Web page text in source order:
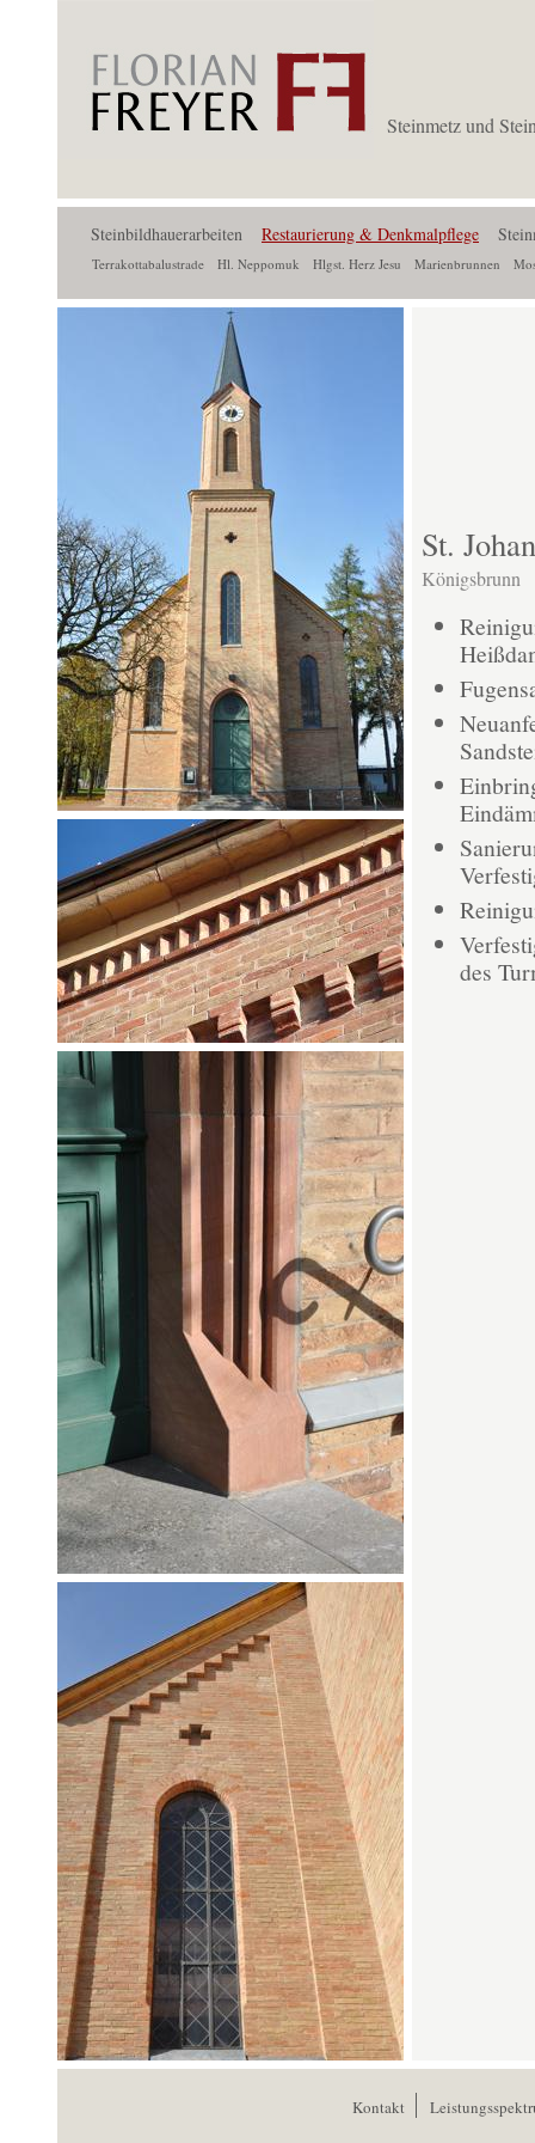
Steinmetz und
Steinbildhauerarbeiten Restaurierung & Denkmalpflege
Terrakottabalustrade Hl. Neppomuk Hlgst. Herz Jesu Marienbrunnen
St.
Königsbrunn
des
Kontakt